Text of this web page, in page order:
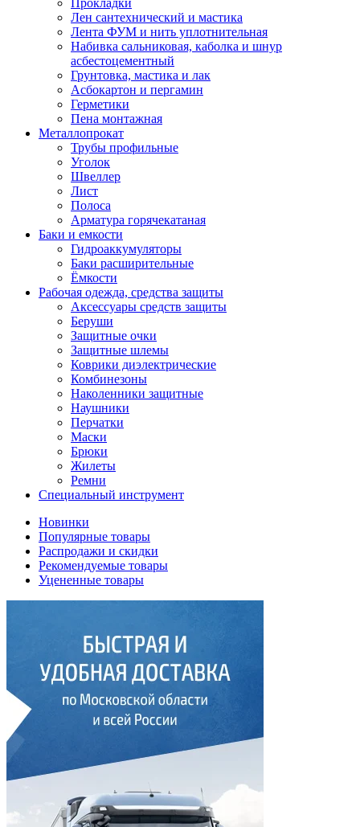
Прокладки
Лен сантехнический и мастика
Лента ФУМ и нить уплотнительная
Набивка сальниковая, каболка и шнур
асбестоцементный
Грунтовка, мастика и лак
Асбокартон и пергамин
Герметики
Пена монтажная
Металлопрокат
Трубы профильные
Уголок
Швеллер
Лист
Полоса
Арматура горячекатаная
Баки и емкости
Гидроаккумуляторы
Баки расширительные
Ёмкости
Рабочая одежда, средства защиты
Аксессуары средств защиты
Беруши
Защитные очки
Защитные шлемы
Коврики диэлектрические
Комбинезоны
Наколенники защитные
Наушники
Перчатки
Маски
Брюки
Жилеты
Ремни
Специальный инструмент
Новинки
Популярные товары
Распродажи и скидки
Рекомендуемые товары
Уцененные товары